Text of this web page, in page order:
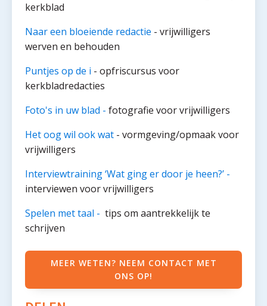
kerkblad
Naar een bloeiende redactie - vrijwilligers
werven en behouden
Puntjes op de i - opfriscursus voor
kerkbladredacties
Foto's in uw blad -fotografie voor vrijwilligers
Het oog wil ook wat - vormgeving/opmaak voor
vrijwilligers
Interviewtraining ‘Wat ging er door je heen?’ -
interviewen voor vrijwilligers
Spelen met taal - tips om aantrekkelijk te
schrijven
MEER WETEN? NEEM CONTACT MET
ONS OP!